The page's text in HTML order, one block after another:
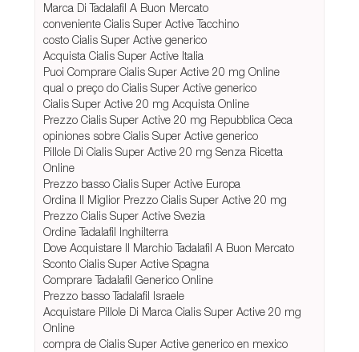
Marca Di Tadalafil A Buon Mercato
conveniente Cialis Super Active Tacchino
costo Cialis Super Active generico
Acquista Cialis Super Active Italia
Puoi Comprare Cialis Super Active 20 mg Online
qual o preço do Cialis Super Active generico
Cialis Super Active 20 mg Acquista Online
Prezzo Cialis Super Active 20 mg Repubblica Ceca
opiniones sobre Cialis Super Active generico
Pillole Di Cialis Super Active 20 mg Senza Ricetta
Online
Prezzo basso Cialis Super Active Europa
Ordina Il Miglior Prezzo Cialis Super Active 20 mg
Prezzo Cialis Super Active Svezia
Ordine Tadalafil Inghilterra
Dove Acquistare Il Marchio Tadalafil A Buon Mercato
Sconto Cialis Super Active Spagna
Comprare Tadalafil Generico Online
Prezzo basso Tadalafil Israele
Acquistare Pillole Di Marca Cialis Super Active 20 mg
Online
compra de Cialis Super Active generico en mexico